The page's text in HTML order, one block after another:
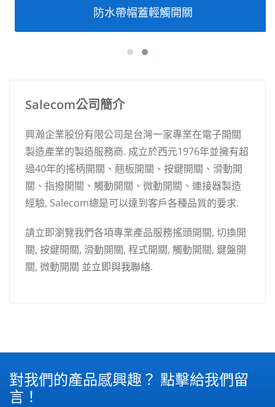
防水帶帽蓋輕觸開關
Salecom公司簡介
興瀚企業股份有限公司是台灣一家專業在電子開關
製造產業的製造服務商. 成立於西元1976年並擁有超
過40年的搖柄開關、翹板開關、按鍵開關、滑動開
關、指撥開關、觸動開關、微動開關、連接器製造
經驗, Salecom總是可以達到客戶各種品質的要求.
請立即瀏覽我們各項專業產品服務搖頭開關, 切換開
關, 按鍵開關, 滑動開關, 程式開關, 觸動開關, 鍵盤開
關, 微動開關 並立即與我聯絡.
對我們的產品感興趣？ 點擊給我們留
言！